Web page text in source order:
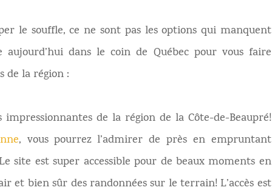
le souffle, ce ne sont pas les options qui manquent
dans le coin de Québec pour vous faire
de la région :
impressionnantes de la région de la Côte-de-Beaupré!
, vous pourrez l’admirer de près en empruntant
site est super accessible pour de beaux moments en
et bien sûr des randonnées sur le terrain! L’accès est